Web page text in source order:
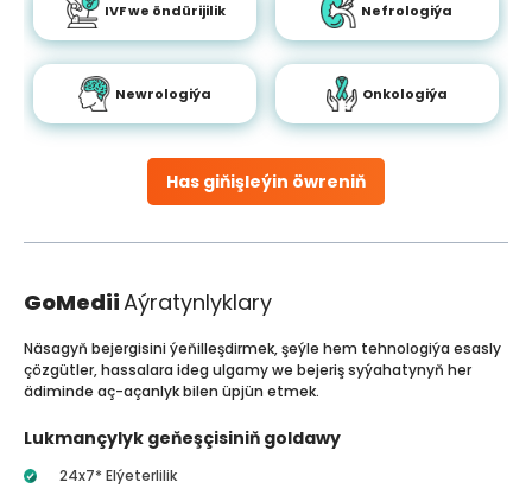
Has giňişleýin öwreniň
IVF we öndürijilik Nefrologiýa
Newrologiýa Onkologiýa
GoMediiAýratynlyklary
Näsagyň bejergisini ýeňilleşdirmek, şeýle hem tehnologiýa esasly
çözgütler, hassalara ideg ulgamy we bejeriş syýahatynyň her
ädiminde aç-açanlyk bilen üpjün etmek.
Lukmançylyk geňeşçisiniň goldawy
24x7* Elýeterlilik